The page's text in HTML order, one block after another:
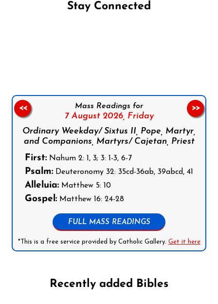
Stay Connected
Mass Readings for
7 August 2026, Friday
Ordinary Weekday/ Sixtus II, Pope, Martyr,
and Companions, Martyrs/ Cajetan, Priest
First: Nahum 2: 1, 3; 3: 1-3, 6-7
Psalm: Deuteronomy 32: 35cd-36ab, 39abcd, 41
Alleluia: Matthew 5: 10
Gospel: Matthew 16: 24-28
FULL MASS READINGS
*This is a free service provided by Catholic Gallery. Get it here
<< >>
Recently added Bibles